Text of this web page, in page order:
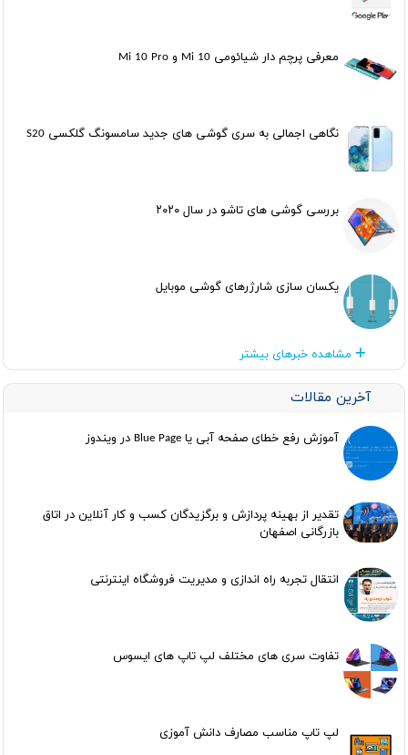
معرفی پرچم دار شیائومی Mi 10 و Mi 10 Pro
نگاهی اجمالی به سری گوشی های جدید سامسونگ گلکسی S20
بررسی گوشی های تاشو در سال ۲۰۲۰
یکسان سازی شارژرهای گوشی موبایل
مشاهده خبرهای بیشتر
آخرین مقالات
آموزش رفع خطای صفحه آبی یا Blue Page در ویندوز
تقدیر از بهینه پردازش و برگزیدگان کسب و کار آنلاین در اتاق
بازرگانی اصفهان
انتقال تجربه راه اندازی و مدیریت فروشگاه اینترنتی
تفاوت سری های مختلف لپ تاپ های ایسوس
لپ تاپ مناسب مصارف دانش آموزی